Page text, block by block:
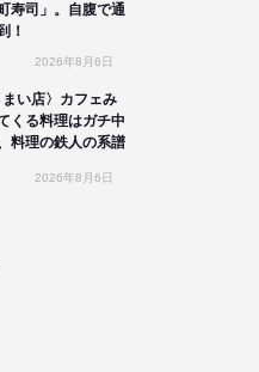
寿司」。自腹で通
！
2026年8月6日
まい店〉カフェみ
くる料理はガチ中
料理の鉄人の系譜
2026年8月6日